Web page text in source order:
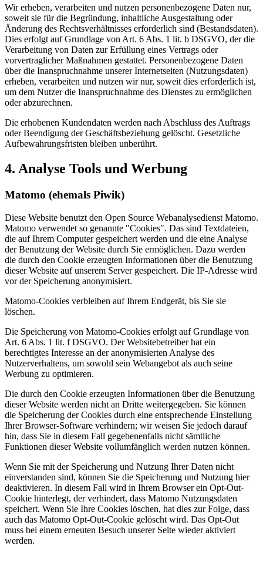
Wir erheben, verarbeiten und nutzen personenbezogene Daten nur,
soweit sie für die Begründung, inhaltliche Ausgestaltung oder
Änderung des Rechtsverhältnisses erforderlich sind (Bestandsdaten).
Dies erfolgt auf Grundlage von Art. 6 Abs. 1 lit. b DSGVO, der die
Verarbeitung von Daten zur Erfüllung eines Vertrags oder
vorvertraglicher Maßnahmen gestattet. Personenbezogene Daten
über die Inanspruchnahme unserer Internetseiten (Nutzungsdaten)
erheben, verarbeiten und nutzen wir nur, soweit dies erforderlich ist,
um dem Nutzer die Inanspruchnahme des Dienstes zu ermöglichen
oder abzurechnen.
Die erhobenen Kundendaten werden nach Abschluss des Auftrags
oder Beendigung der Geschäftsbeziehung gelöscht. Gesetzliche
Aufbewahrungsfristen bleiben unberührt.
4. Analyse Tools und Werbung
Matomo (ehemals Piwik)
Diese Website benutzt den Open Source Webanalysedienst Matomo.
Matomo verwendet so genannte "Cookies". Das sind Textdateien,
die auf Ihrem Computer gespeichert werden und die eine Analyse
der Benutzung der Website durch Sie ermöglichen. Dazu werden
die durch den Cookie erzeugten Informationen über die Benutzung
dieser Website auf unserem Server gespeichert. Die IP-Adresse wird
vor der Speicherung anonymisiert.
Matomo-Cookies verbleiben auf Ihrem Endgerät, bis Sie sie
löschen.
Die Speicherung von Matomo-Cookies erfolgt auf Grundlage von
Art. 6 Abs. 1 lit. f DSGVO. Der Websitebetreiber hat ein
berechtigtes Interesse an der anonymisierten Analyse des
Nutzerverhaltens, um sowohl sein Webangebot als auch seine
Werbung zu optimieren.
Die durch den Cookie erzeugten Informationen über die Benutzung
dieser Website werden nicht an Dritte weitergegeben. Sie können
die Speicherung der Cookies durch eine entsprechende Einstellung
Ihrer Browser-Software verhindern; wir weisen Sie jedoch darauf
hin, dass Sie in diesem Fall gegebenenfalls nicht sämtliche
Funktionen dieser Website vollumfänglich werden nutzen können.
Wenn Sie mit der Speicherung und Nutzung Ihrer Daten nicht
einverstanden sind, können Sie die Speicherung und Nutzung hier
deaktivieren. In diesem Fall wird in Ihrem Browser ein Opt-Out-
Cookie hinterlegt, der verhindert, dass Matomo Nutzungsdaten
speichert. Wenn Sie Ihre Cookies löschen, hat dies zur Folge, dass
auch das Matomo Opt-Out-Cookie gelöscht wird. Das Opt-Out
muss bei einem erneuten Besuch unserer Seite wieder aktiviert
werden.